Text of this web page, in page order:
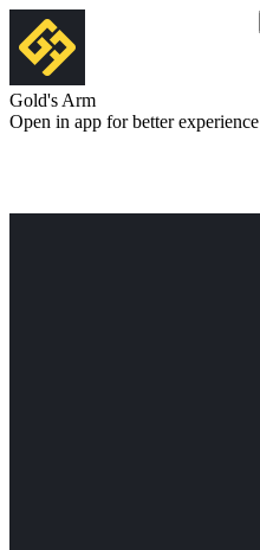
Gold's Arm
Open in app for better experience